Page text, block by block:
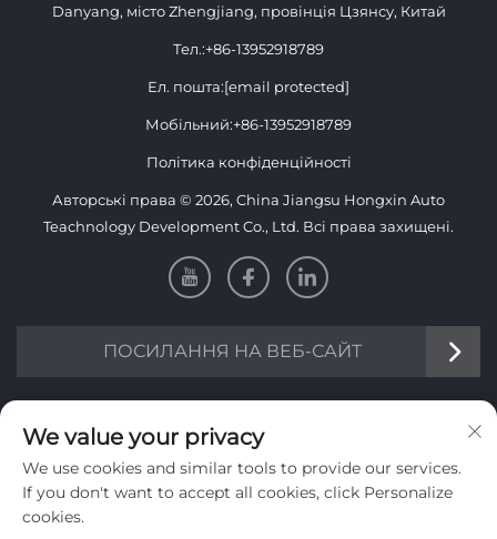
Danyang, місто Zhengjiang, провінція Цзянсу, Китай
Тел.:+86-13952918789
Ел. пошта:[email protected]
Мобільний:+86-13952918789
Політика конфіденційності
Авторські права © 2026, China Jiangsu Hongxin Auto
Teachnology Development Co., Ltd. Всі права захищені.
ПОСИЛАННЯ НА ВЕБ-САЙТ
ІНФОРМАЦІЯ
Підпишіться, щоб отримувати нашу щотижневу розсилку
We value your privacy
We use cookies and similar tools to provide our services.
If you don't want to accept all cookies, click Personalize
cookies.